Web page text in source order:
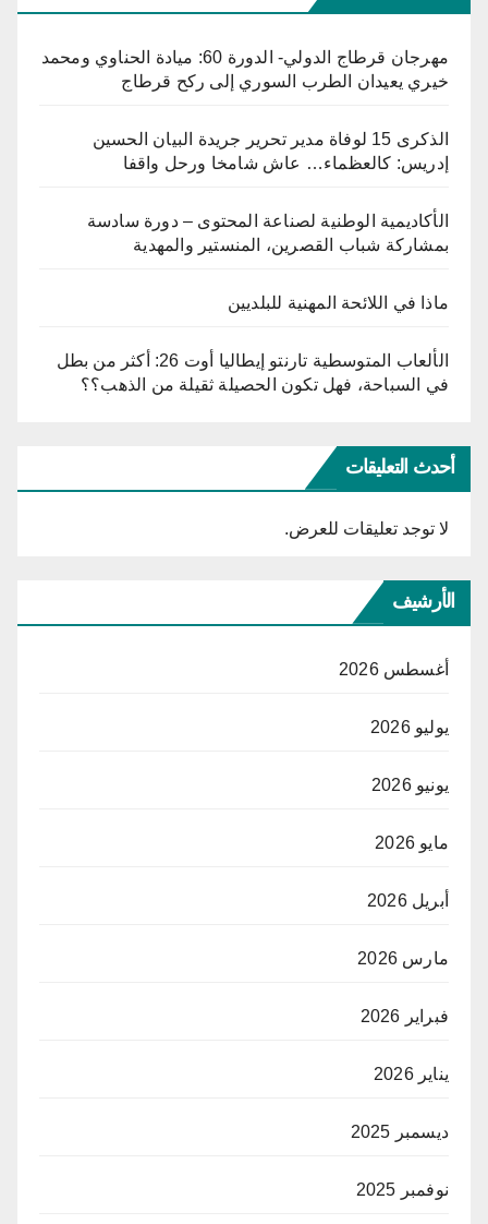
مهرجان قرطاج الدولي- الدورة 60: ميادة الحناوي ومحمد
خيري يعيدان الطرب السوري إلى ركح قرطاج
الذكرى 15 لوفاة مدير تحرير جريدة البيان الحسين
إدريس: كالعظماء… عاش شامخا ورحل واقفا
الأكاديمية الوطنية لصناعة المحتوى – دورة سادسة
بمشاركة شباب القصرين، المنستير والمهدية
ماذا في اللائحة المهنية للبلديين
الألعاب المتوسطية تارنتو إيطاليا أوت 26: أكثر من بطل
في السباحة، فهل تكون الحصيلة ثقيلة من الذهب؟؟
أحدث التعليقات
لا توجد تعليقات للعرض.
الأرشيف
أغسطس 2026
يوليو 2026
يونيو 2026
مايو 2026
أبريل 2026
مارس 2026
فبراير 2026
يناير 2026
ديسمبر 2025
نوفمبر 2025